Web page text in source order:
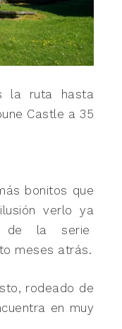
la ruta hasta
Castle a 35
bonitos que
verlo ya
de la serie
meses atrás.
rodeado de
en muy